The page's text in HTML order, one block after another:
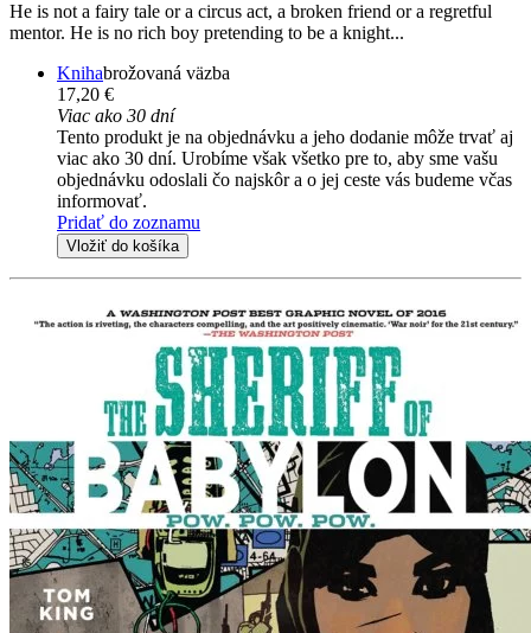
He is not a fairy tale or a circus act, a broken friend or a regretful
mentor. He is no rich boy pretending to be a knight...
Knihabrožovaná väzba
17,20 €
Viac ako 30 dní
Tento produkt je na objednávku a jeho dodanie môže trvať aj
viac ako 30 dní. Urobíme však všetko pre to, aby sme vašu
objednávku odoslali čo najskôr a o jej ceste vás budeme včas
informovať.
Pridať do zoznamu
Vložiť do košíka